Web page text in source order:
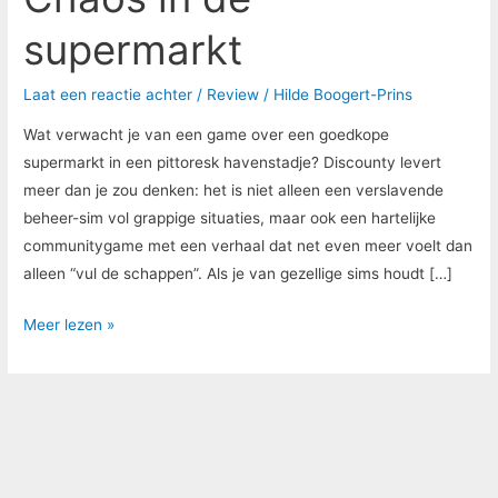
supermarkt
Laat een reactie achter / Review / Hilde Boogert-Prins
Wat verwacht je van een game over een goedkope
supermarkt in een pittoresk havenstadje? Discounty levert
meer dan je zou denken: het is niet alleen een verslavende
beheer-sim vol grappige situaties, maar ook een hartelijke
communitygame met een verhaal dat net even meer voelt dan
alleen “vul de schappen”. Als je van gezellige sims houdt […]
Meer lezen »